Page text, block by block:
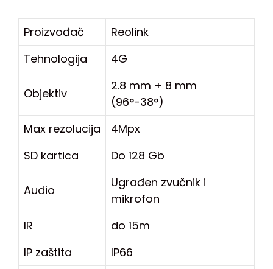
Proizvođač
Reolink
Tehnologija
4G
Objektiv
2.8 mm + 8 mm
(96°-38°)
Max rezolucija
4Mpx
SD kartica
Do 128 Gb
Audio
Ugrađen zvučnik i
mikrofon
IR
do 15m
IP zaštita
IP66